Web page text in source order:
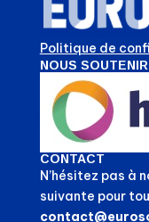
Politique de
NOUS SOUTENIR
CONTACT
N’hésitez pas à
suivante pour